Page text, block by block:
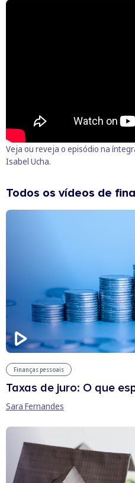
Veja ou reveja o episódio na
Isabel Ucha.
Todos os vídeos de
Finanças pessoais
Taxas de juro: O que
Sara Fernandes